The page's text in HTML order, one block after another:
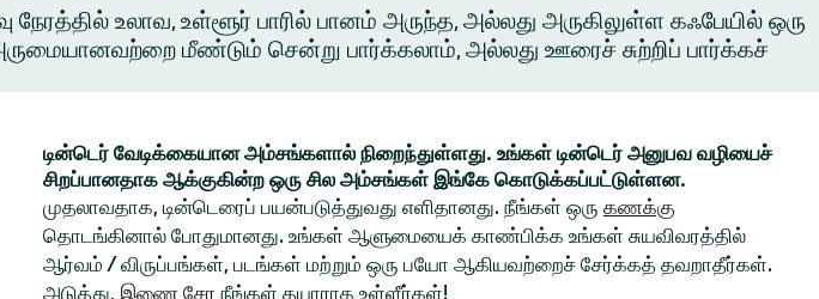
உலாவ, உள்ளூர் பாரில் பானம் அருந்த, அல்லது அருகிலுள்ள கஃபேயில் ஒரு
மீண்டும் சென்று பார்க்கலாம், அல்லது ஊரைச் சுற்றிப் பார்க்கச்
டின்டெர் வேடிக்கையான அம்சங்களால் நிறைந்துள்ளது. உங்கள் டின்டெர் அனுபவ வழியைச்
சிறப்பானதாக ஆக்குகின்ற ஒரு சில அம்சங்கள் இங்கே கொடுக்கப்பட்டுள்ளன.
முதலாவதாக, டின்டெரைப் பயன்படுத்துவது எளிதானது. நீங்கள் ஒரு கணக்கு
தொடங்கினால் போதுமானது. உங்கள் ஆளுமையைக் காண்பிக்க உங்கள் சுயவிவரத்தில்
ஆர்வம் / விருப்பங்கள், படங்கள் மற்றும் ஒரு பயோ ஆகியவற்றைச் சேர்க்கத் தவறாதீர்கள்.
அடுத்து, இணை சேர நீங்கள் தயாராக உள்ளீர்கள்!